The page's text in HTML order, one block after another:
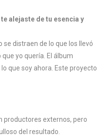
alejaste de tu esencia y
distraen de lo que los llevó
yo quería. El álbum
que soy ahora. Este proyecto
productores externos, pero
del resultado.